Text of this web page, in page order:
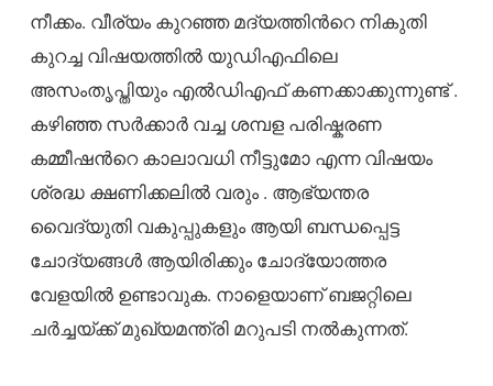
നീക്കം. വീര്യം കുറഞ്ഞ മദ്യത്തിന്‍റെ നികുതി
കുറച്ച വിഷയത്തിൽ യുഡിഎഫിലെ
അസംതൃപ്തിയും എൽഡിഎഫ് കണക്കാക്കുന്നുണ്ട് .
കഴിഞ്ഞ സർക്കാർ വച്ച ശമ്പള പരിഷ്കരണ
കമ്മീഷന്‍റെ കാലാവധി നീട്ടുമോ എന്ന വിഷയം
ശ്രദ്ധ ക്ഷണിക്കലിൽ വരും . ആഭ്യന്തര
വൈദ്യുതി വകുപ്പുകളും ആയി ബന്ധപ്പെട്ട
ചോദ്യങ്ങൾ ആയിരിക്കും ചോദ്യോത്തര
വേളയിൽ ഉണ്ടാവുക. നാളെയാണ് ബജറ്റിലെ
ചർച്ചയ്ക്ക് മുഖ്യമന്ത്രി മറുപടി നൽകുന്നത്.